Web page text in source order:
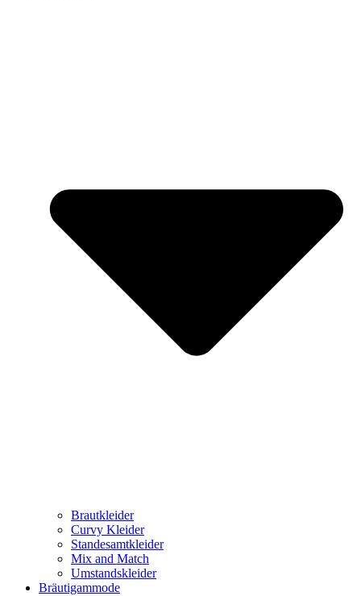
Brautkleider
Curvy Kleider
Standesamtkleider
Mix and Match
Umstandskleider
Bräutigammode